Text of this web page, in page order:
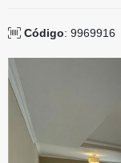
Código: 9969916